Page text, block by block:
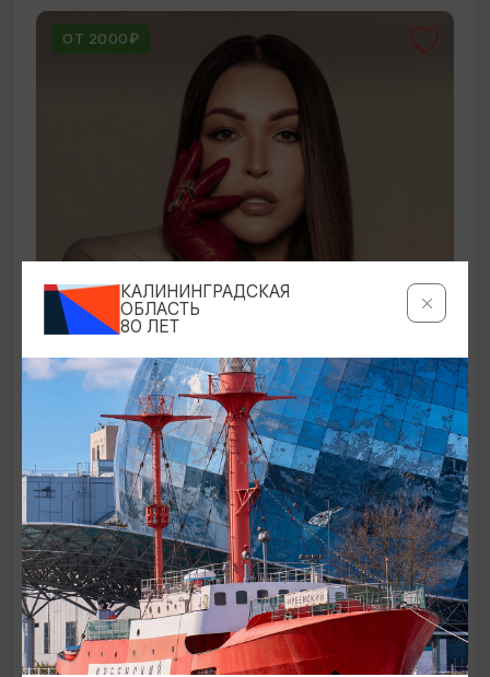
ОТ 2000₽
КОНЦЕРТЫ
Ирина Дубцова
21.08.2026 19:00
Светлогорск, Театр эстрады «Янтарь-холл»
ОТ 60₽
КАЛИНИНГРАДСКАЯ
ОБЛАСТЬ
80 ЛЕТ